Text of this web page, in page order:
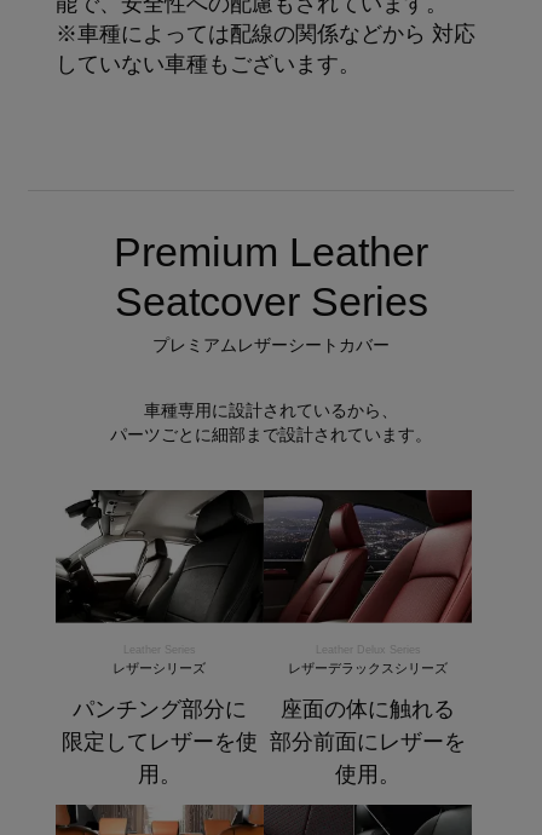
※車種によっては配線の関係などから 対応
していない車種もございます。
Premium Leather
Seatcover Series
プレミアムレザーシートカバー
車種専用に設計されているから、
パーツごとに細部まで設計されています。
Leather Series
レザーシリーズ
パンチング部分に
限定してレザーを使
用。
Leather Delux Series
レザーデラックスシリーズ
座面の体に触れる
部分前面にレザーを
使用。